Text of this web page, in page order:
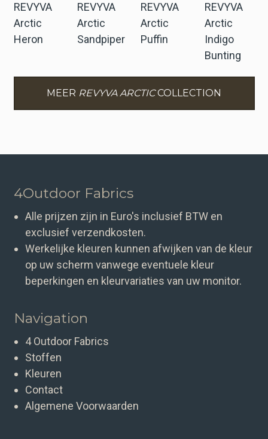
REVYVA
Arctic
Heron
REVYVA
Arctic
Sandpiper
REVYVA
Arctic
Puffin
REVYVA
Arctic
Indigo
Bunting
MEER REVYVA ARCTICCOLLECTION
4Outdoor Fabrics
Alle prijzen zijn in Euro's inclusief BTW en
exclusief verzendkosten.
Werkelijke kleuren kunnen afwijken van de kleur
op uw scherm vanwege eventuele kleur
beperkingen en kleurvariaties van uw monitor.
Navigation
4 Outdoor Fabrics
Stoffen
Kleuren
Contact
Algemene Voorwaarden